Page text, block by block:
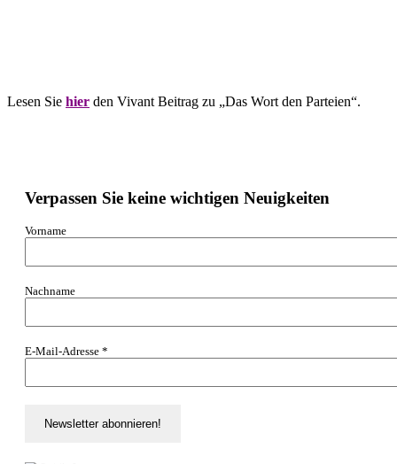
Lesen Sie hier den Vivant Beitrag zu „Das Wort den Parteien“.
Verpassen Sie keine wichtigen Neuigkeiten
Vorname
Nachname
E-Mail-Adresse *